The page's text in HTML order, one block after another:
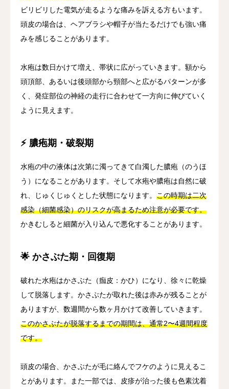
ビリビリした電気が走るような痛みを訴える方もいます。
頭皮の場合は、ヘアブラシや帽子が当たるだけでも強い痛
みを感じることがあります。
水疱は数日かけて増え、帯状に広がっていきます。額から
頭頂部、あるいは後頭部から頸部へと広がるパターンが多
く、発症部位の神経の走行に合わせて一方向に伸びていく
ように見えます。
⚡ 膿疱期・破裂期
水疱の中の液体は次第に濁ってきて白濁した膿疱（のうほ
う）になることがあります。そして水疱や膿疱は自然に破
れ、じゅくじゅくとした状態になります。 この時期は二次
感染（細菌感染）のリスクが高まるため注意が必要です。
かきむしると細菌が入り込んで悪化することがあります。
🌟 かさぶた期・回復期
破れた水疱はかさぶた（痂皮：かひ）になり、徐々に乾燥
して脱落します。かさぶたが取れた後は赤みが残ることが
ありますが、数週間から数ヶ月かけて改善していきます。
このかさぶたが脱落するまでの期間は、通常2〜4週間程度
です。
頭皮の場合、かさぶたが毛に絡んでフケのように見えるこ
とがあります。また一部では、皮疹が治った後も色素沈着